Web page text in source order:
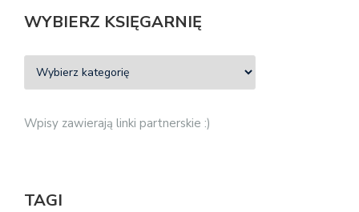
WYBIERZ KSIĘGARNIĘ
Wpisy zawierają linki partnerskie :)
TAGI